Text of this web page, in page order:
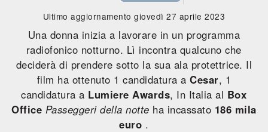
Ultimo aggiornamento giovedì 27 aprile 2023
Una donna inizia a lavorare in un programma
radiofonico notturno. Lì incontra qualcuno che
deciderà di prendere sotto la sua ala protettrice. Il
film ha ottenuto 1 candidatura aCesar, 1
candidatura a Lumiere Awards, In Italia al Box
Office Passeggeri della notte ha incassato 186 mila
euro .